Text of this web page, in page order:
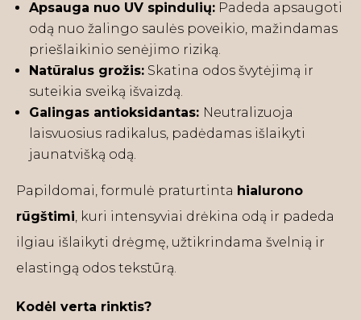
Apsauga nuo UV spindulių: Padeda apsaugoti
odą nuo žalingo saulės poveikio, mažindamas
priešlaikinio senėjimo riziką.
Natūralus grožis: Skatina odos švytėjimą ir
suteikia sveiką išvaizdą.
Galingas antioksidantas: Neutralizuoja
laisvuosius radikalus, padėdamas išlaikyti
jaunatvišką odą.
Papildomai, formulė praturtinta hialurono
rūgštimi, kuri intensyviai drėkina odą ir padeda
ilgiau išlaikyti drėgmę, užtikrindama švelnią ir
elastingą odos tekstūrą.
Kodėl verta rinktis?